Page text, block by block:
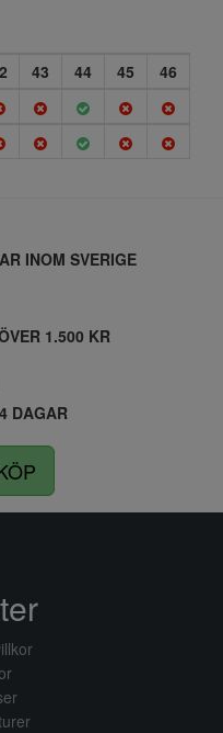
43 44 45
46
INOM SVERIGE
1.500 KR
DAGAR